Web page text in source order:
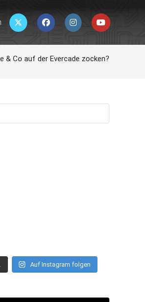
& Co auf der Evercade zocken?
Auf Instagram folgen